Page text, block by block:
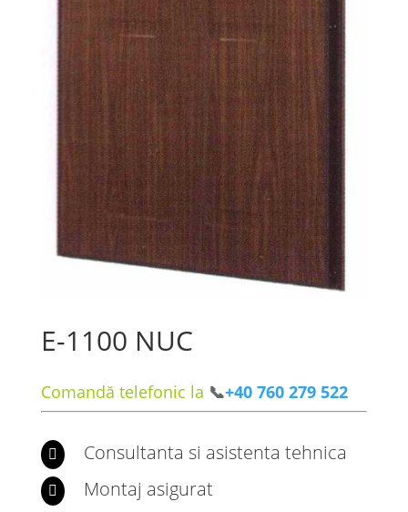
E-1100 NUC
Comandă telefonic la 📞+40 760 279 522
 Consultanta si asistenta tehnica
 Montaj asigurat